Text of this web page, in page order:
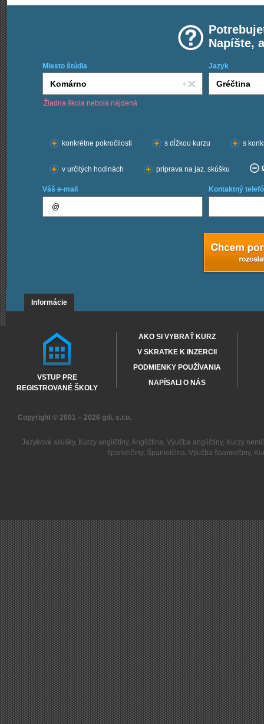
Napíšte,
Miesto štúdia Jazyk
Žiadna škola nebola nájdená
konkrétne pokročilosti
s dĺžkou kurzu s
v určitých hodinách príprava na jaz. skúšku
Váš e-mail Kontaktný
Informácie
VSTUP PRE
REGISTROVANÉ ŠKOLY
AKO SI VYBRAŤ KURZ
V SKRATKE K INZERCII
PODMIENKY POUŽÍVANIA
NAPÍSALI O NÁS
Copyright © 2001 – 2026 gdi, s.r.o.
Jazykové skúšky, Kurzy angličtiny, Angličtina, Výučba angličtiny, Kurzy
španielčiny, Španielčina, Výučba španielčiny,